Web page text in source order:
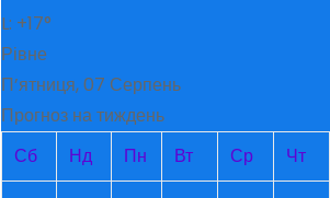
L: +17°
Рівне
П’ятниця, 07 Серпень
Прогноз на тиждень
Сб
Нд Пн Вт Ср Чт